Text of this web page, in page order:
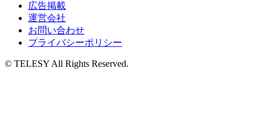
広告掲載
運営会社
お問い合わせ
プライバシーポリシー
© TELESY All Rights Reserved.